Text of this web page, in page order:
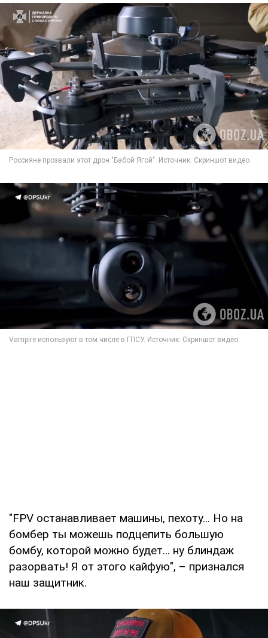
"FPV останавливает машины, пехоту... Но на
бомбер ты можешь подцепить большую
бомбу, которой можно будет... ну блиндаж
разорвать! Я от этого кайфую", – признался
наш защитник.